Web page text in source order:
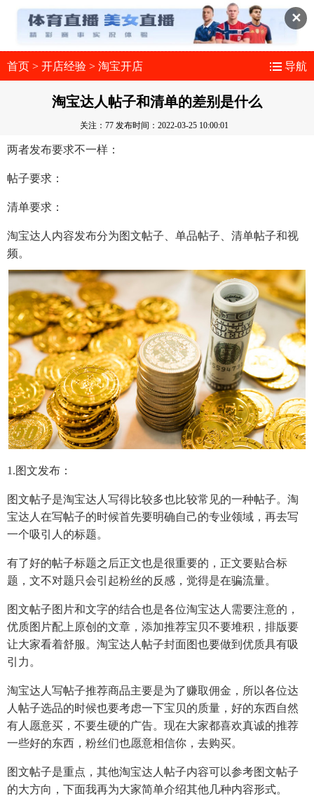
✕
首页 > 开店经验 > 淘宝开店 导航
淘宝达人帖子和清单的差别是什么
关注：77 发布时间：2022-03-25 10:00:01
两者发布要求不一样：
帖子要求：
清单要求：
淘宝达人内容发布分为图文帖子、单品帖子、清单帖子和视
频。
1.图文发布：
图文帖子是淘宝达人写得比较多也比较常见的一种帖子。淘
宝达人在写帖子的时候首先要明确自己的专业领域，再去写
一个吸引人的标题。
有了好的帖子标题之后正文也是很重要的，正文要贴合标
题，文不对题只会引起粉丝的反感，觉得是在骗流量。
图文帖子图片和文字的结合也是各位淘宝达人需要注意的，
优质图片配上原创的文章，添加推荐宝贝不要堆积，排版要
让大家看着舒服。淘宝达人帖子封面图也要做到优质具有吸
引力。
淘宝达人写帖子推荐商品主要是为了赚取佣金，所以各位达
人帖子选品的时候也要考虑一下宝贝的质量，好的东西自然
有人愿意买，不要生硬的广告。现在大家都喜欢真诚的推荐
一些好的东西，粉丝们也愿意相信你，去购买。
图文帖子是重点，其他淘宝达人帖子内容可以参考图文帖子
的大方向，下面我再为大家简单介绍其他几种内容形式。